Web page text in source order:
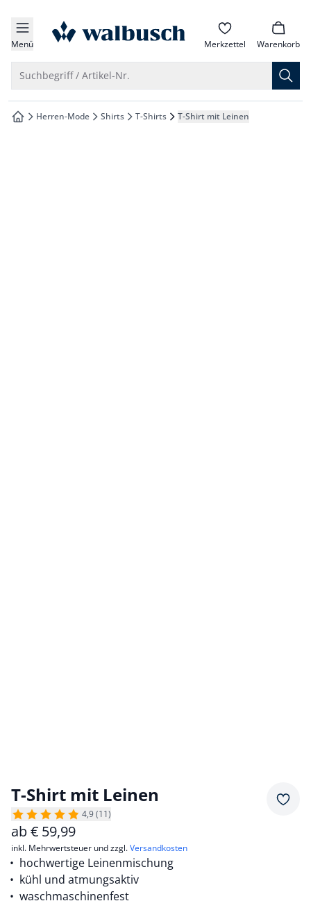
springen
springen
springen
springen
Menü zur Startseite Merkzettel Warenkorb
Suchbegriff / Artikel-Nr.
zur Startseite
Herren-Mode Shirts T-Shirts T-Shirt mit Leinen
T-Shirt mit Leinen
4,9 (11)
ab€ 59,99
inkl. Mehrwertsteuer und zzgl.Versandkosten
hochwertige Leinenmischung
kühl und atmungsaktiv
waschmaschinenfest